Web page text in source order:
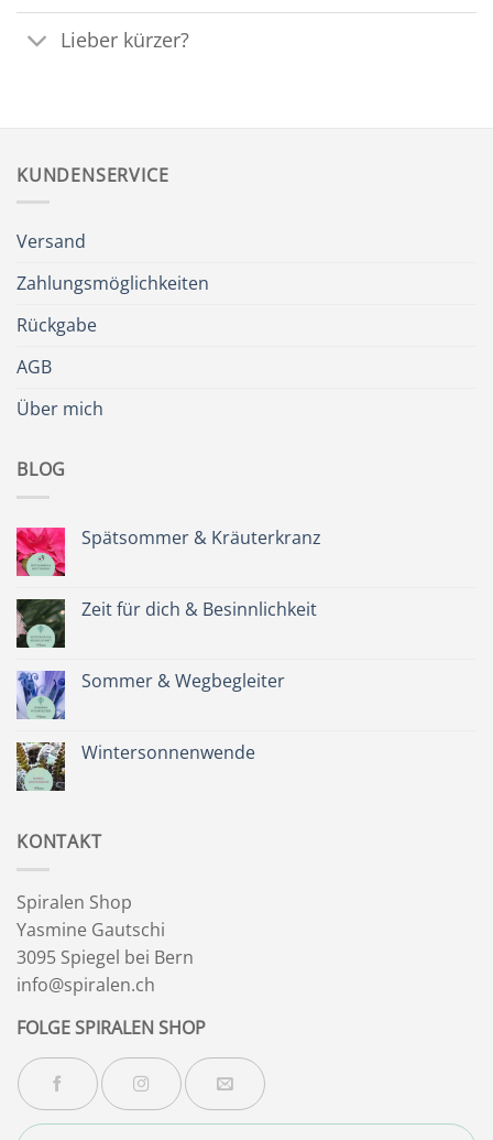
Lieber kürzer?
KUNDENSERVICE
Versand
Zahlungsmöglichkeiten
Rückgabe
AGB
Über mich
BLOG
Spätsommer & Kräuterkranz
Spätsommer
&
Zeit für dich & Besinnlichkeit
Zeit
für
Sommer & Wegbegleiter
Sommer
&
Wintersonnenwende
KONTAKT
Spiralen Shop
Yasmine Gautschi
3095 Spiegel bei Bern
info@spiralen.ch
FOLGE SPIRALEN SHOP